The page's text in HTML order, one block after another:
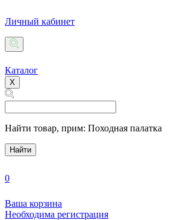
Личный кабинет
Каталог
X
Найти товар, прим: Походная палатка
Найти
0
Ваша корзина
Необходима регистрация